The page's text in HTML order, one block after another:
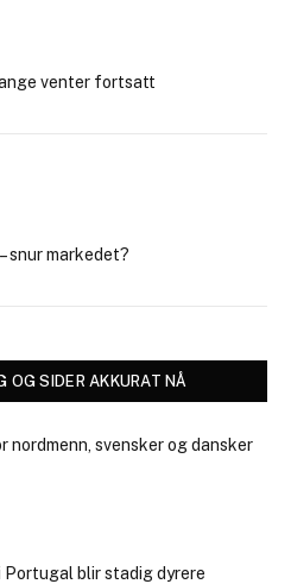
venter fortsatt
snur markedet?
OG SIDER AKKURAT NÅ
nordmenn, svensker og dansker
Portugal blir stadig dyrere